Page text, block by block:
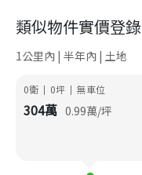
類似物件實價登錄
1公里內 | 半年內 | 土地
0衛 | 0坪 | 無車位
304萬 0.99萬/坪